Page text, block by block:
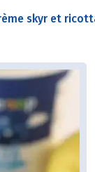
skyr et